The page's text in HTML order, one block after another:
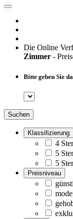
Die Online
Zimmer -
Bitte geben Sie
Suchen
Klassifizierung
4
5
5
Preisniveau